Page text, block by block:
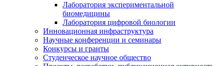
Лаборатория экспериментальной
биомедицины
Лаборатория цифровой биологии
Инновационная инфраструктура
Научные конференции и семинары
Конкурсы и гранты
Студенческое научное общество